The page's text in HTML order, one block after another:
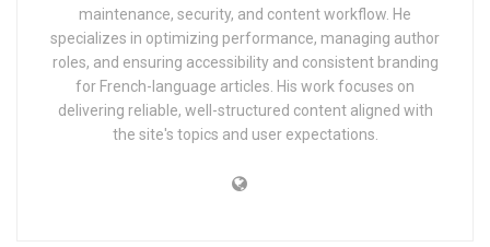
maintenance, security, and content workflow. He
specializes in optimizing performance, managing author
roles, and ensuring accessibility and consistent branding
for French-language articles. His work focuses on
delivering reliable, well-structured content aligned with
the site's topics and user expectations.